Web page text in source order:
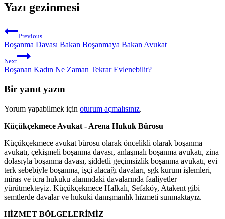
Yazı gezinmesi
Previous
Boşanma Davası Bakan Boşanmaya Bakan Avukat
Next
Boşanan Kadın Ne Zaman Tekrar Evlenebilir?
Bir yanıt yazın
Yorum yapabilmek için oturum açmalısınız.
Küçükçekmece Avukat - Arena Hukuk Bürosu
Küçükçekmece avukat bürosu olarak öncelikli olarak boşanma
avukatı, çekişmeli boşanma davası, anlaşmalı boşanma avukatı, zina
dolasıyla boşanma davası, şiddetli geçimsizlik boşanma avukatı, evi
terk sebebiyle boşanma, işçi alacağı davaları, sgk kurum işlemleri,
miras ve icra hukuku alanındaki davalarında faaliyetler
yürütmekteyiz. Küçükçekmece Halkalı, Sefaköy, Atakent gibi
semtlerde davalar ve hukuki danışmanlık hizmeti sunmaktayız.
HİZMET BÖLGELERİMİZ